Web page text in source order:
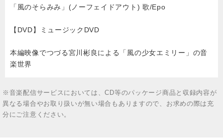
「風のそらみみ」(ノーフェイドアウト) 歌/Epo
【DVD】ミュージックDVD
本編映像でつづる宮川彬良による「風の少女エミリー」の音
楽世界
※音楽配信サービスにおいては、CD等のパッケージ商品と収録内容が
異なる場合やお取り扱いが無い場合もありますので、お求めの際は充
分にご注意ください。